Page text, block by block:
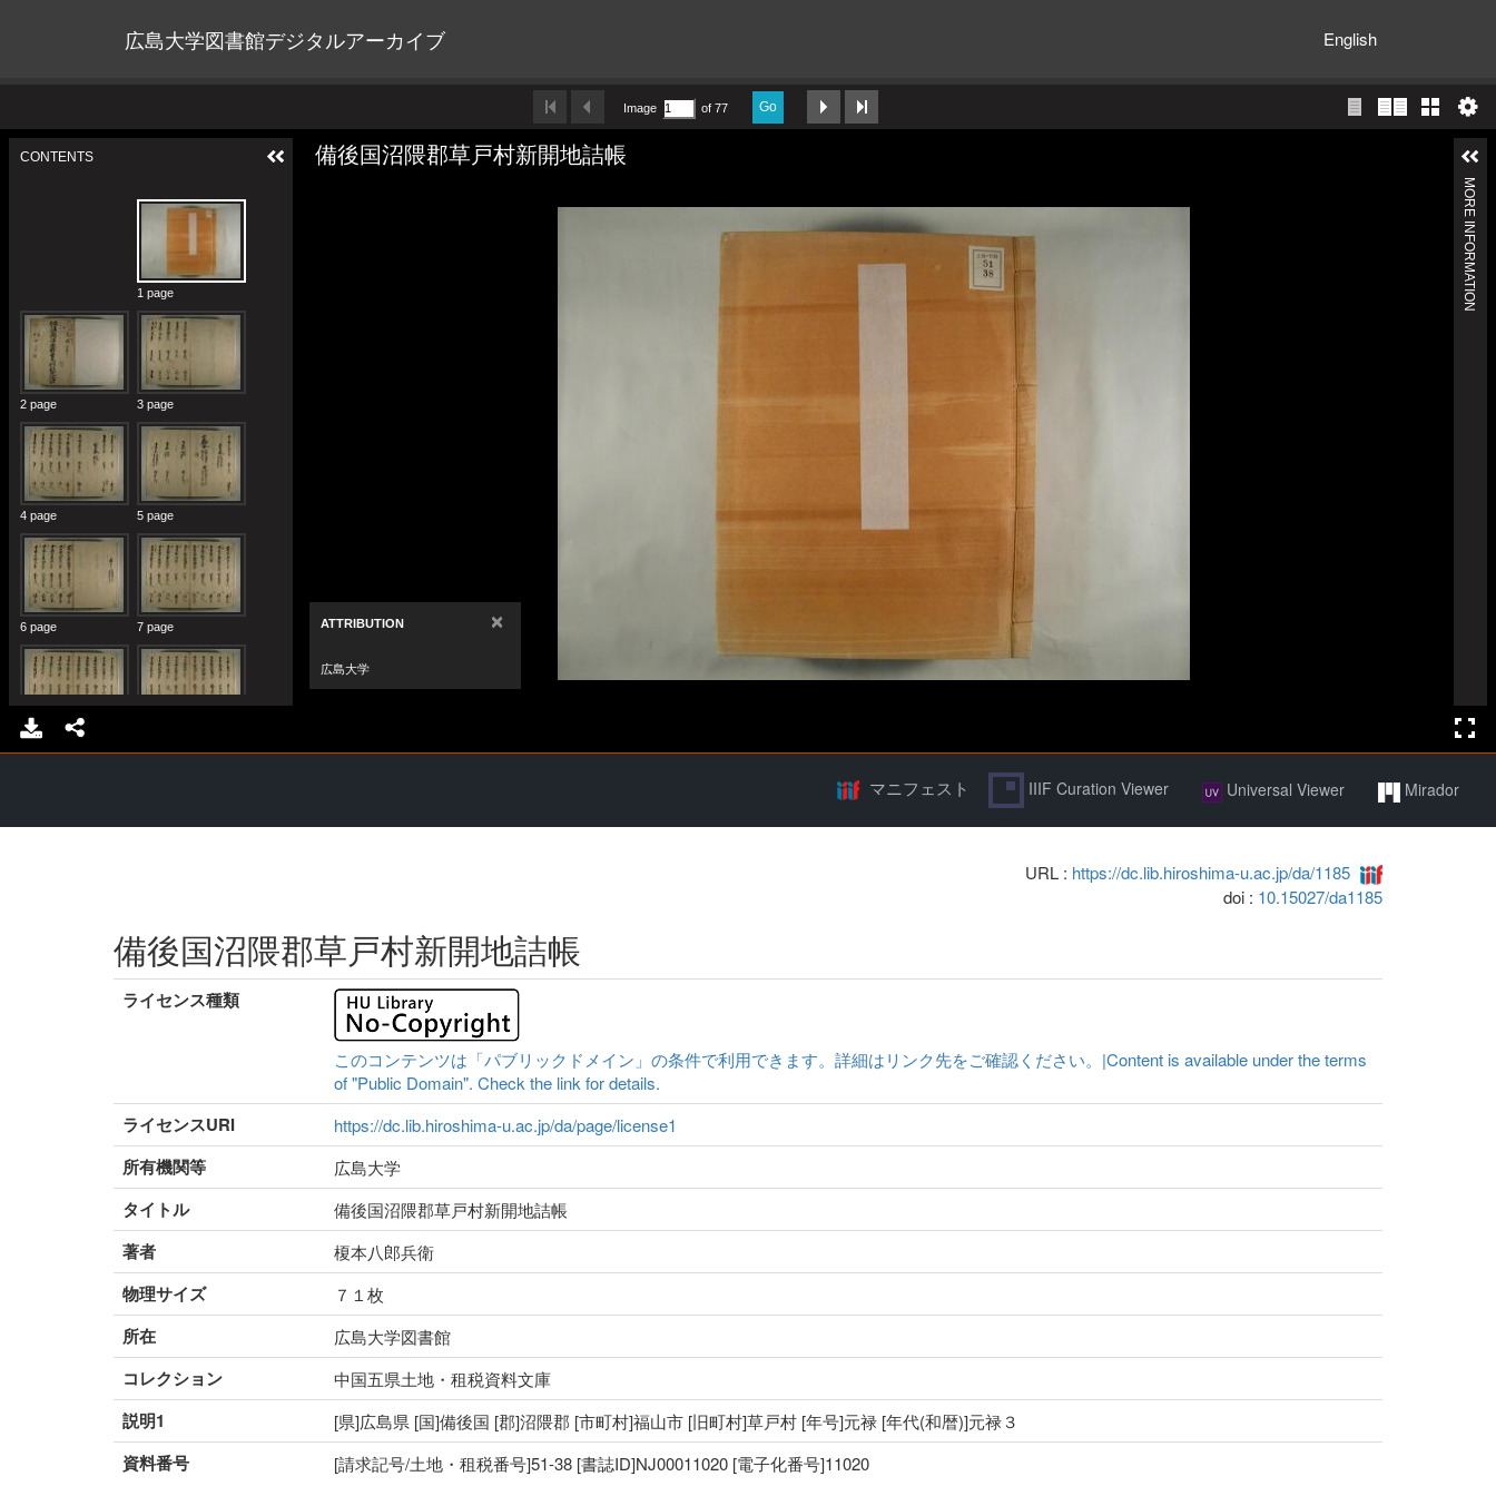
広島大学図書館デジタルアーカイブ English
マニフェスト IIIF Curation Viewer Universal Viewer Mirador
URL : https://dc.lib.hiroshima-u.ac.jp/da/1185
doi : 10.15027/da1185
備後国沼隈郡草戸村新開地詰帳
ライセンス種類
このコンテンツは「パブリックドメイン」の条件で利用できます。詳細はリンク先をご確認ください。|Content is available under the terms
of "Public Domain". Check the link for details.
ライセンスURI https://dc.lib.hiroshima-u.ac.jp/da/page/license1
所有機関等 広島大学
タイトル 備後国沼隈郡草戸村新開地詰帳
著者 榎本八郎兵衛
物理サイズ ７１枚
所在 広島大学図書館
コレクション 中国五県土地・租税資料文庫
説明1 [県]広島県 [国]備後国 [郡]沼隈郡 [市町村]福山市 [旧町村]草戸村 [年号]元禄 [年代(和暦)]元禄３
資料番号 [請求記号/土地・租税番号]51-38 [書誌ID]NJ00011020 [電子化番号]11020